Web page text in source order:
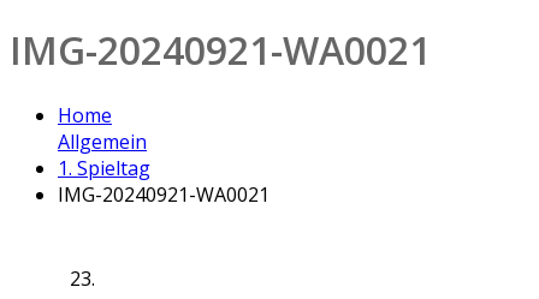
IMG-20240921-WA0021
Home
Allgemein
1. Spieltag
IMG-20240921-WA0021
23.